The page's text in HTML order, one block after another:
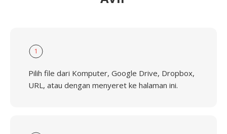
1
Pilih file dari Komputer, Google Drive, Dropbox,
URL, atau dengan menyeret ke halaman ini.